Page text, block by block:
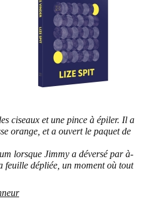
ciseaux et une pince à épiler. Il a
orange, et a ouvert le paquet de
lorsque Jimmy a déversé par à-
feuille dépliée, un moment où tout